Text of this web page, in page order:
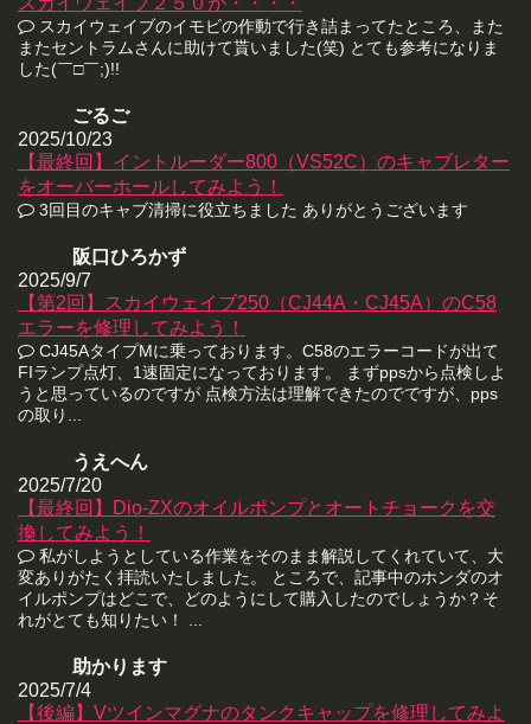
スカイウェイブのイモビの作動で行き詰まってたところ、また
またセントラムさんに助けて貰いました(笑) とても参考になりま
した(￣□￣;)!!
ごるご
2025/10/23
【最終回】イントルーダー800（VS52C）のキャブレター
をオーバーホールしてみよう！
3回目のキャブ清掃に役立ちました ありがとうございます
阪口ひろかず
2025/9/7
【第2回】スカイウェイブ250（CJ44A・CJ45A）のC58
エラーを修理してみよう！
CJ45AタイプMに乗っております。C58のエラーコードが出て
FIランプ点灯、1速固定になっております。 まずppsから点検しよ
うと思っているのですが 点検方法は理解できたのでですが、pps
の取り...
うえへん
2025/7/20
【最終回】Dio-ZXのオイルポンプとオートチョークを交
換してみよう！
私がしようとしている作業をそのまま解説してくれていて、大
変ありがたく拝読いたしました。 ところで、記事中のホンダのオ
イルポンプはどこで、どのようにして購入したのでしょうか？そ
れがとても知りたい！ ...
助かります
2025/7/4
【後編】Vツインマグナのタンクキャップを修理してみよ